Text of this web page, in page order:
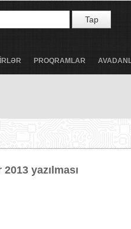
Tap
PROQRAMLAR
yazılması